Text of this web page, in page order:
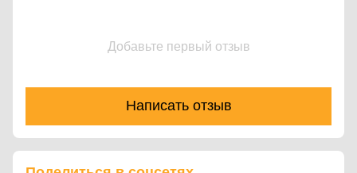
Добавьте первый отзыв
Написать отзыв